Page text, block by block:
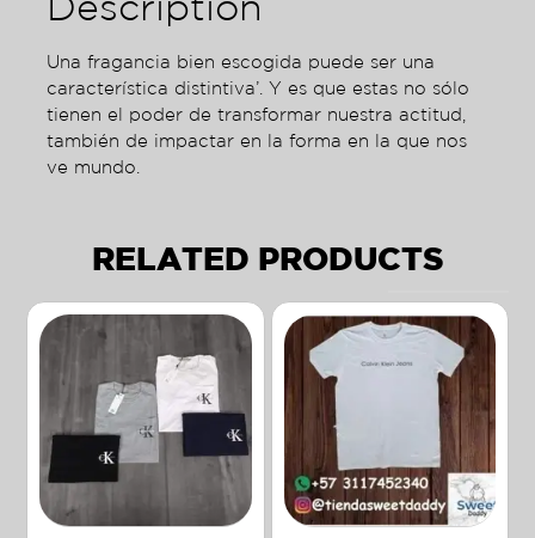
Una fragancia bien escogida puede ser una
característica distintiva’. Y es que estas no sólo
tienen el poder de transformar nuestra actitud,
también de impactar en la forma en la que nos
ve mundo.
RELATED PRODUCTS